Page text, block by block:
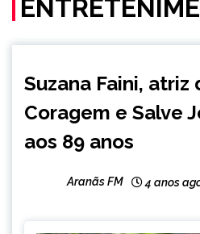
Suzana Faini, atriz
Coragem e Salve
aos 89 anos
Aranãs FM 4 anos